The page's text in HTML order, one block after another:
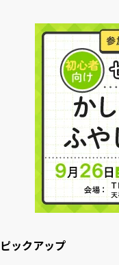
ピックアップ